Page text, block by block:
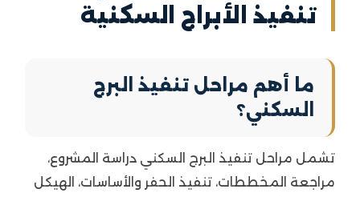
تنفيذ الأبراج السكنية
ما أهم مراحل تنفيذ البرج
السكني؟
تشمل مراحل تنفيذ البرج السكني دراسة المشروع،
مراجعة المخططات، تنفيذ الحفر والأساسات، الهيكل